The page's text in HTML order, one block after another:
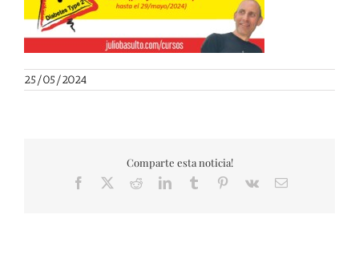
25/05/2024
Comparte esta noticia!
Facebook RedditLinkedInTumblr Pinterest
Vk
Correo